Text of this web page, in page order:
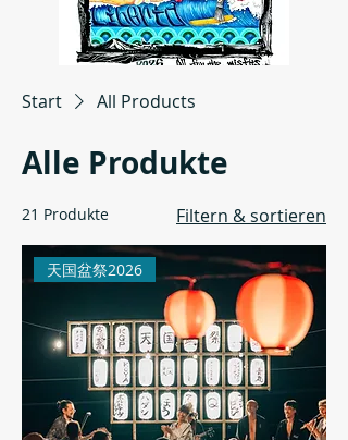
Start All Products
Alle Produkte
21 Produkte Filtern & sortieren
天国盆祭2026